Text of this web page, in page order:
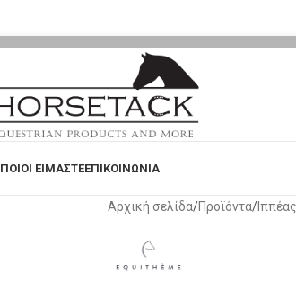
ΠΟΙΟΙ ΕΙΜΑΣΤΕΕΠΙΚΟΙΝΩΝΙΑ
Αρχική σελίδα Προϊόντα Ιππέας